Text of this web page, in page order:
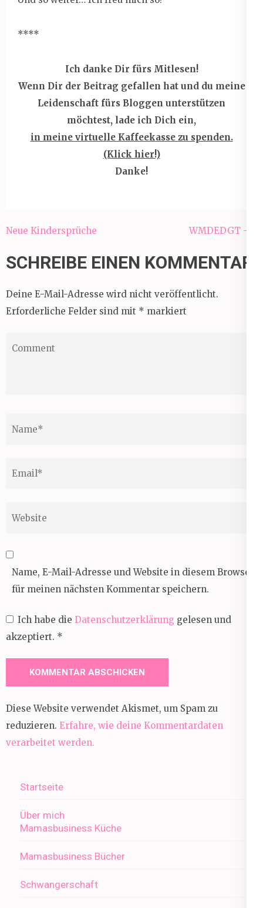
****
Ich danke Dir fürs Mitlesen!
Wenn Dir der Beitrag gefallen hat und du meine
Leidenschaft fürs Bloggen unterstützen
möchtest, lade ich Dich ein,
in meine virtuelle Kaffeekasse zu spenden.
(Klick hier!)
Danke!
Beitragsnavigation
Neue Kindersprüche WMDEDGT – 7
SCHREIBE EINEN KOMMENTAR
Deine E-Mail-Adresse wird nicht veröffentlicht.
Erforderliche Felder sind mit * markiert
Name, E-Mail-Adresse und Website in diesem Browser
für meinen nächsten Kommentar speichern.
Ich habe die Datenschutzerklärung gelesen und
akzeptiert. *
Diese Website verwendet Akismet, um Spam zu
reduzieren. Erfahre, wie deine Kommentardaten
verarbeitet werden.
Startseite
Über mich
Mamasbusiness Küche
Mamasbusiness Bücher
Schwangerschaft